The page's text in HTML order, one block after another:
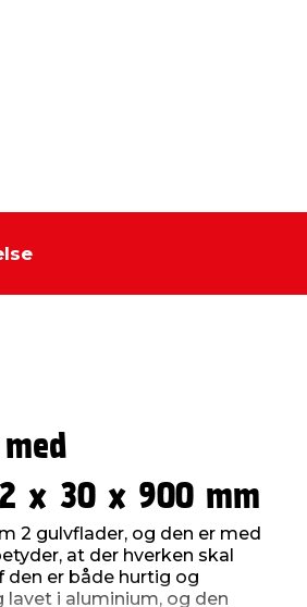
x 30 x 900 mm
2 gulvflader, og den er med
at der hverken skal
den er både hurtig og
i aluminium, og den